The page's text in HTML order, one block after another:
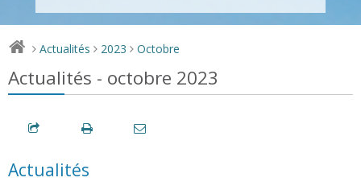
> Actualités > 2023 > Octobre
Actualités - octobre 2023
Actualités